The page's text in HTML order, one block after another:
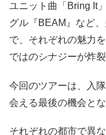
ユニット曲「Bring It
グル『BEAM』など
で、それぞれの魅力
ではのシナジーが炸
今回のツアーは、入
会える最後の機会とな
それぞれの都市で異